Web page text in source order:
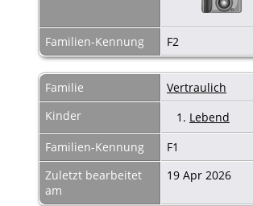
Familien-Kennung F2
Familie
Vertraulich
Kinder
1. Lebend
Familien-Kennung
F1
Zuletzt bearbeitet
am
19 Apr 2026